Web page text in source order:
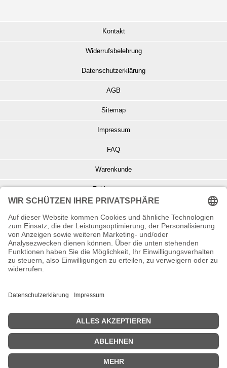
Kontakt
Widerrufsbelehrung
Datenschutzerklärung
AGB
Sitemap
Impressum
FAQ
Warenkunde
Zahlungsarten
Info zu Elektro- u. Elektronikgeräten
Batterieentsorgung
Informationen zur Echtheit von Kundenbewertungen
© Copyright 2026 Wohnambiente-Shop